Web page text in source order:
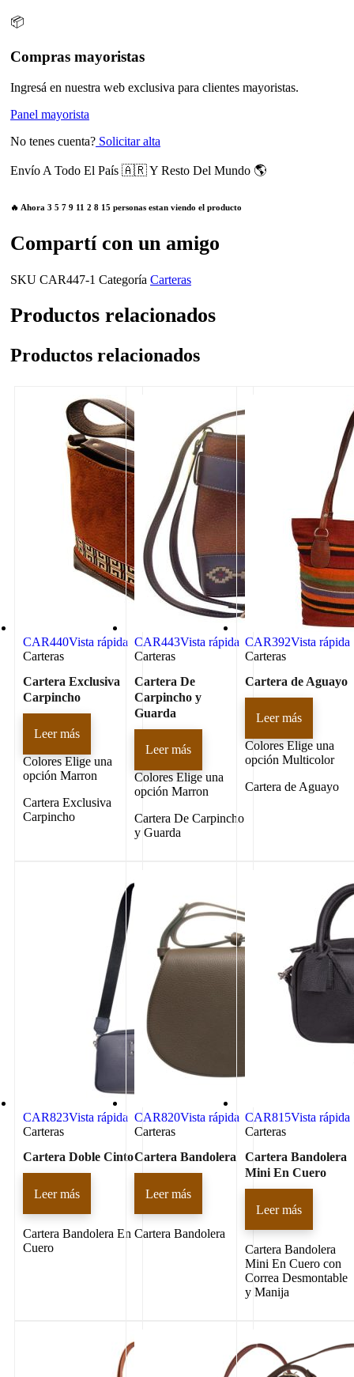
📦
Compras mayoristas
Ingresá en nuestra web exclusiva para clientes mayoristas.
Panel mayorista
No tenes cuenta? Solicitar alta
Envío A Todo El País 🇦🇷 Y Resto Del Mundo 🌎
🔥 Ahora 3 5 7 9 11 2 8 15 personas estan viendo el producto
Compartí con un amigo
SKU CAR447-1 Categoría Carteras
Productos relacionados
Productos relacionados
CAR440Vista rápida
Carteras
Cartera Exclusiva
Carpincho
Leer más
Colores Elige una
opción Marron
Cartera Exclusiva
Carpincho
CAR443Vista rápida
Carteras
Cartera De
Carpincho y
Guarda
Leer más
ColoresElige una
opción Marron
Cartera De Carpincho
y Guarda
CAR392Vista rápida
Carteras
Cartera de Aguayo
Leer más
Colores Elige una
opción Multicolor
Cartera de Aguayo
CAR823Vista rápida
Carteras
Cartera Doble Cinto
Leer más
Cartera Bandolera En
Cuero
CAR820Vista rápida
Carteras
Cartera Bandolera
Leer más
Cartera Bandolera
CAR815Vista rápida
Carteras
Cartera Bandolera
Mini En Cuero
Leer más
Cartera Bandolera
Mini En Cuero con
Correa Desmontable
y Manija